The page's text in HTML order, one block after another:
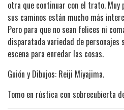
otra que continuar con el trato. Muy
sus caminos están mucho más
Pero para que no sean felices ni
disparatada variedad de personajes
escena para enredar las cosas.
Guión y Dibujos: Reiji Miyajima.
Tomo en rústica con sobrecubierta